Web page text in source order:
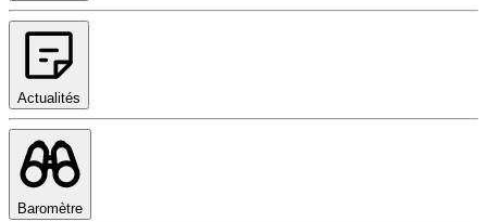
Actualités
Baromètre